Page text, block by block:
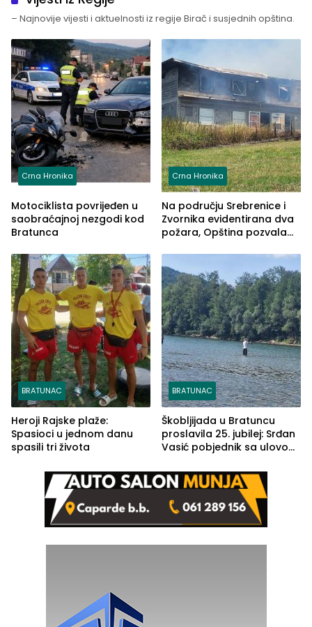
– Najnovije vijesti i aktuelnosti iz regije Birač i susjednih opština.
Crna Hronika
Motociklista povrijeđen u
saobraćajnoj nezgodi kod
Bratunca
Crna Hronika
Na području Srebrenice i
Zvornika evidentirana dva
požara, Opština pozvala
BRATUNAC
Heroji Rajske plaže:
Spasioci u jednom danu
spasili tri života
BRATUNAC
Škobljijada u Bratuncu
proslavila 25. jubilej: Srđan
Vasić pobjednik sa ulovom